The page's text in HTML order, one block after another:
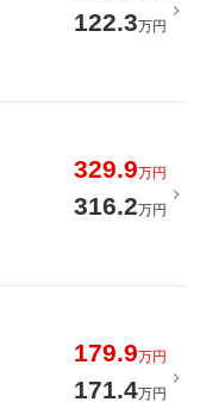
122.3万円
329.9万円
316.2万円
179.9万円
171.4万円